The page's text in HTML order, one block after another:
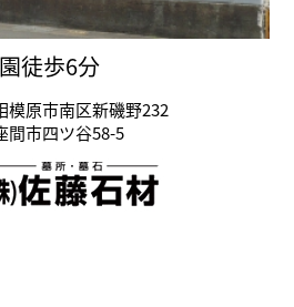
徒歩6分
模原市南区新磯野232
間市四ツ谷58-5